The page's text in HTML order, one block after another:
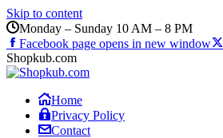
Skip to content
Monday – Sunday 10 AM – 8 PM
Facebook page opens in new window
Shopkub.com
Home
Privacy Policy
Contact